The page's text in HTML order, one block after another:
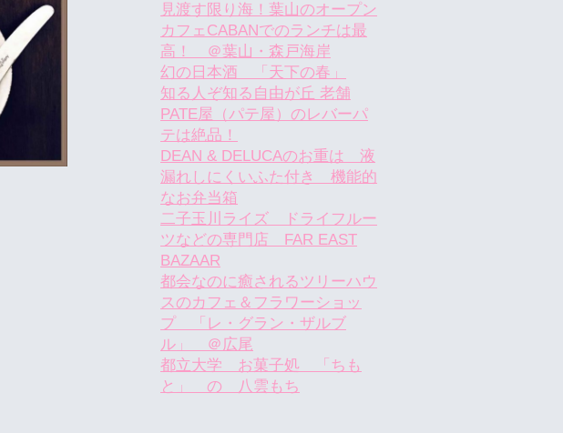
見渡す限り海！葉山のオープン
カフェCABANでのランチは最
高！ ＠葉山・森戸海岸
幻の日本酒 「天下の春」
知る人ぞ知る自由が丘 老舗
PATE屋（パテ屋）のレバーパ
テは絶品！
DEAN & DELUCAのお重は 液
漏れしにくいふた付き 機能的
なお弁当箱
二子玉川ライズ ドライフルー
ツなどの専門店 FAR EAST
BAZAAR
都会なのに癒されるツリーハウ
スのカフェ＆フラワーショッ
プ 「レ・グラン・ザルブ
ル」 ＠広尾
都立大学 お菓子処 「ちも
と」 の 八雲もち